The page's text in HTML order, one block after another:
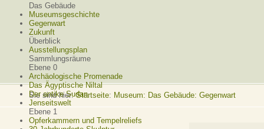
Das Gebäude
Museumsgeschichte
Gegenwart
Zukunft
Überblick
Ausstellungsplan
Sammlungsräume
Ebene 0
Archäologische Promenade
Das Ägyptische Niltal
Der antike Sudan
Jenseitswelt
Ebene 1
Opferkammern und Tempelreliefs
Sie sind hier:Startseite: Museum: Das Gebäude: Gegenwart